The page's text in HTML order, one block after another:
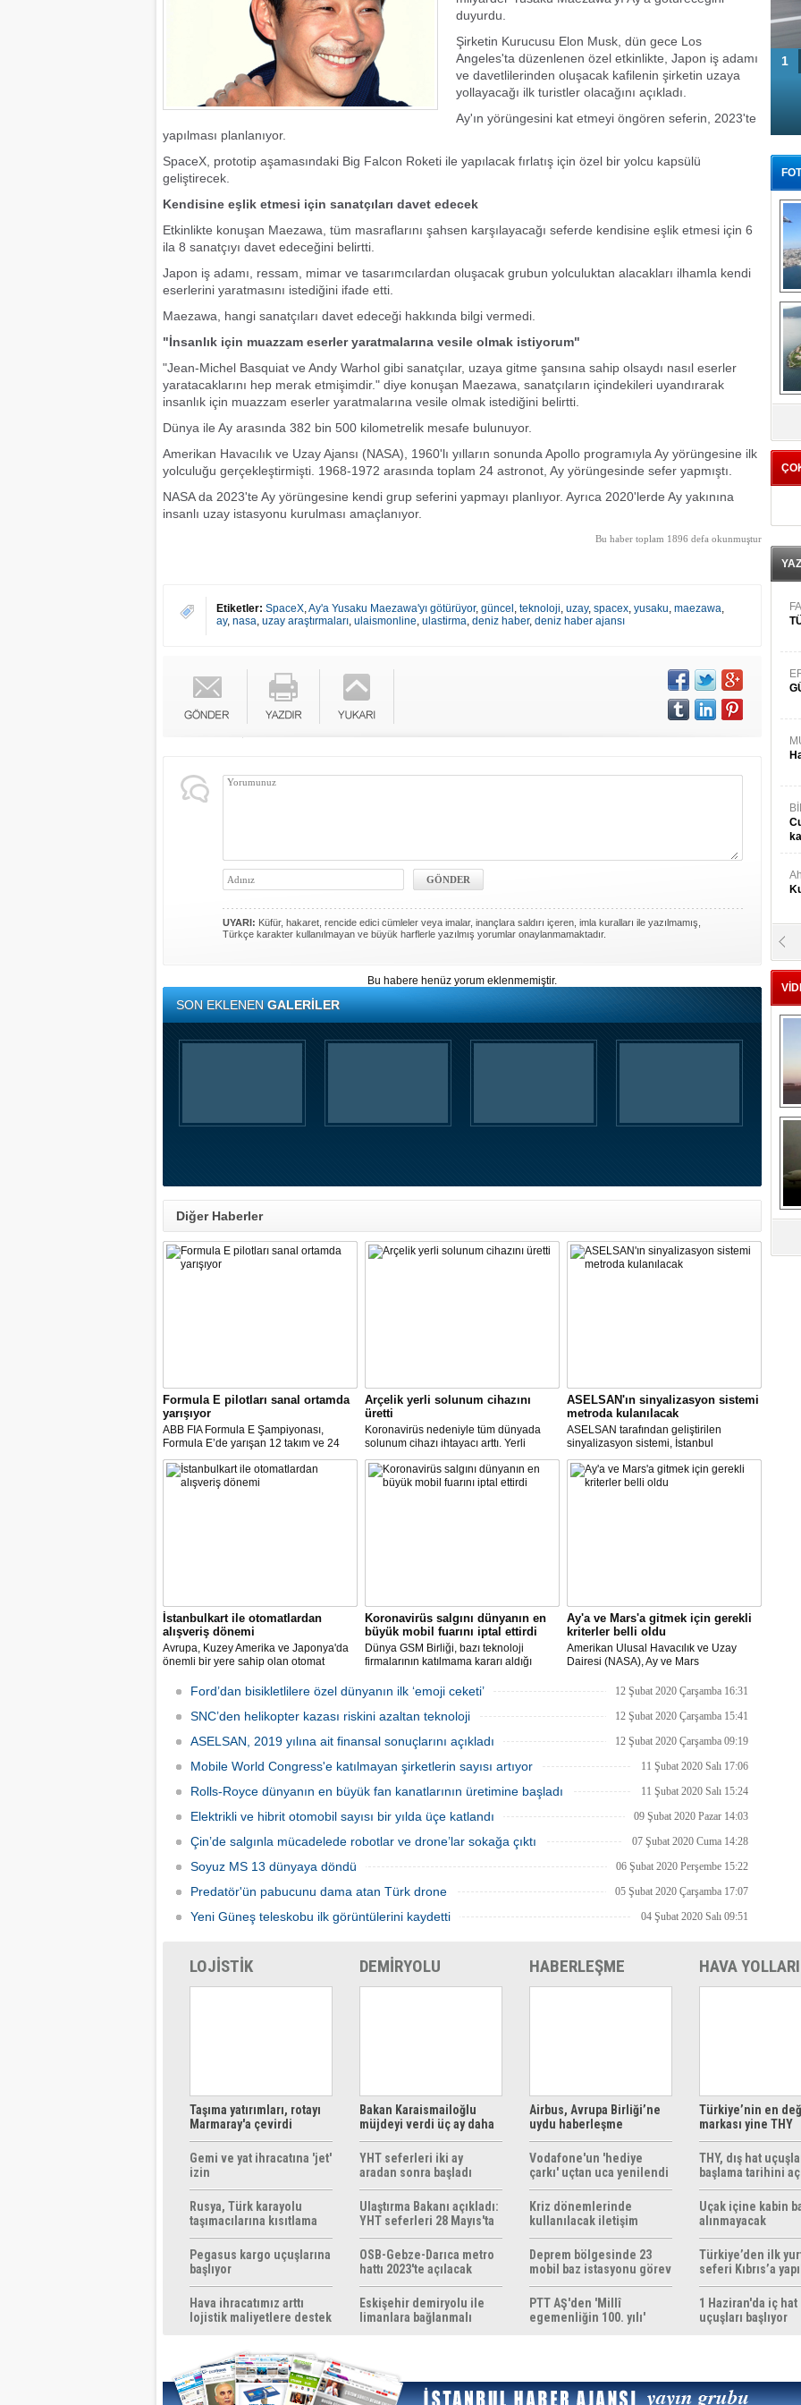
duyurdu.
Şirketin Kurucusu Elon Musk, dün gece Los
Angeles'ta düzenlenen özel etkinlikte, Japon iş adamı
ve davetlilerinden oluşacak kafilenin şirketin uzaya
yollayacağı ilk turistler olacağını açıkladı.
Ay'ın yörüngesini kat etmeyi öngören seferin, 2023'te
yapılması planlanıyor.
SpaceX, prototip aşamasındaki Big Falcon Roketi ile yapılacak fırlatış için özel bir yolcu kapsülü
geliştirecek.
Kendisine eşlik etmesi için sanatçıları davet edecek
Etkinlikte konuşan Maezawa, tüm masraflarını şahsen karşılayacağı seferde kendisine eşlik etmesi için 6
ila 8 sanatçıyı davet edeceğini belirtti.
Japon iş adamı, ressam, mimar ve tasarımcılardan oluşacak grubun yolculuktan alacakları ilhamla kendi
eserlerini yaratmasını istediğini ifade etti.
Maezawa, hangi sanatçıları davet edeceği hakkında bilgi vermedi.
"İnsanlık için muazzam eserler yaratmalarına vesile olmak istiyorum"
"Jean-Michel Basquiat ve Andy Warhol gibi sanatçılar, uzaya gitme şansına sahip olsaydı nasıl eserler
yaratacaklarını hep merak etmişimdir." diye konuşan Maezawa, sanatçıların içindekileri uyandırarak
insanlık için muazzam eserler yaratmalarına vesile olmak istediğini belirtti.
Dünya ile Ay arasında 382 bin 500 kilometrelik mesafe bulunuyor.
Amerikan Havacılık ve Uzay Ajansı (NASA), 1960'lı yılların sonunda Apollo programıyla Ay yörüngesine ilk
yolculuğu gerçekleştirmişti. 1968-1972 arasında toplam 24 astronot, Ay yörüngesinde sefer yapmıştı.
NASA da 2023'te Ay yörüngesine kendi grup seferini yapmayı planlıyor. Ayrıca 2020'lerde Ay yakınına
insanlı uzay istasyonu kurulması amaçlanıyor.
Bu haber toplam 1896 defa okunmuştur
Etiketler: SpaceX,Ay'a Yusaku Maezawa'yı götürüyor, güncel , teknoloji, uzay, spacex, yusaku, maezawa,
ay, nasa, uzay araştırmaları, ulaismonline, ulastirma, deniz haber, deniz haber ajansı
UYARI: Küfür, hakaret, rencide edici cümleler veya imalar, inançlara saldırı içeren, imla kuralları ile yazılmamış,
Türkçe karakter kullanılmayan ve büyük harflerle yazılmış yorumlar onaylanmamaktadır.
Bu habere henüz yorum eklenmemiştir.
SON EKLENENGALERİLER
Diğer Haberler
Formula E pilotları sanal ortamda
yarışıyor
ABB FIA Formula E Şampiyonası,
Formula E’de yarışan 12 takım ve 24
pilot ile birlikte “ABB Formula E Race at
Home Challenge” organizasyonunda
yarışacak.
Arçelik yerli solunum cihazını
üretti
Koronavirüs nedeniyle tüm dünyada
solunum cihazı ihtayacı arttı. Yerli
solunum cihazı için ilk çalışmayı, Biosys
Biyomedikal tasarladı, Arçelik üretti.
ASELSAN ve Baykar Savunma
ASELSAN'ın sinyalizasyon sistemi
metroda kulanılacak
ASELSAN tarafından geliştirilen
sinyalizasyon sistemi, İstanbul
metrosunda kullanılacak.
İstanbulkart ile otomatlardan
alışveriş dönemi
Avrupa, Kuzey Amerika ve Japonya'da
önemli bir yere sahip olan otomat
Uluslararası Fuarcılık tarafından
Servis Sistemler Fuarı VENDEX
Koronavirüs salgını dünyanın en
büyük mobil fuarını iptal ettirdi
Dünya GSM Birliği, bazı teknoloji
firmalarının katılmama kararı aldığı
yapılmayacağını açıkladı.
Ay'a ve Mars'a gitmek için gerekli
kriterler belli oldu
Amerikan Ulusal Havacılık ve Uzay
Dairesi (NASA), Ay ve Mars
için ilan verdi.
Ford’dan bisikletlilere özel dünyanın ilk ‘emoji ceketi’ 12 Şubat 2020 Çarşamba 16:31
SNC’den helikopter kazası riskini azaltan teknoloji 12 Şubat 2020 Çarşamba 15:41
ASELSAN, 2019 yılına ait finansal sonuçlarını açıkladı 12 Şubat 2020 Çarşamba 09:19
Mobile World Congress'e katılmayan şirketlerin sayısı artıyor 11 Şubat 2020 Salı 17:06
Rolls-Royce dünyanın en büyük fan kanatlarının üretimine başladı 11 Şubat 2020 Salı 15:24
Elektrikli ve hibrit otomobil sayısı bir yılda üçe katlandı 09 Şubat 2020 Pazar 14:03
Çin’de salgınla mücadelede robotlar ve drone’lar sokağa çıktı 07 Şubat 2020 Cuma 14:28
Soyuz MS 13 dünyaya döndü 06 Şubat 2020 Perşembe 15:22
Predatör'ün pabucunu dama atan Türk drone 05 Şubat 2020 Çarşamba 17:07
Yeni Güneş teleskobu ilk görüntülerini kaydetti 04 Şubat 2020 Salı 09:51
1
LOJİSTİK
Taşıma yatırımları, rotayı
Marmaray'a çevirdi
Gemi ve yat ihracatına 'jet'
izin
Rusya, Türk karayolu
taşımacılarına kısıtlama
getirebilir
Pegasus kargo uçuşlarına
başlıyor
Hava ihracatımız arttı
lojistik maliyetlere destek
DEMİRYOLU
Bakan Karaismailoğlu
müjdeyi verdi üç ay daha
ücretsiz
YHT seferleri iki ay
aradan sonra başladı
Ulaştırma Bakanı açıkladı:
YHT seferleri 28 Mayıs'ta
başlıyor
OSB-Gebze-Darıca metro
hattı 2023'te açılacak
Eskişehir demiryolu ile
limanlara bağlanmalı
HABERLEŞME
Airbus, Avrupa Birliği’ne
uydu haberleşme
çözümleri sunuyor
Vodafone'un 'hediye
çarkı' uçtan uca yenilendi
Kriz dönemlerinde
kullanılacak iletişim
yöntemleri rehberi
hazırlandı
Deprem bölgesinde 23
mobil baz istasyonu görev
yapıyor
PTT AŞ'den 'Millî
egemenliğin 100. yılı'
HAVA YOLLARI
Türkiye’nin en
markası yine THY
THY, dış hat
başlama tarihini
Uçak içine kabin
alınmayacak
Türkiye’den ilk yurt
seferi Kıbrıs’a
1 Haziran'da iç hat
uçuşları başlıyor